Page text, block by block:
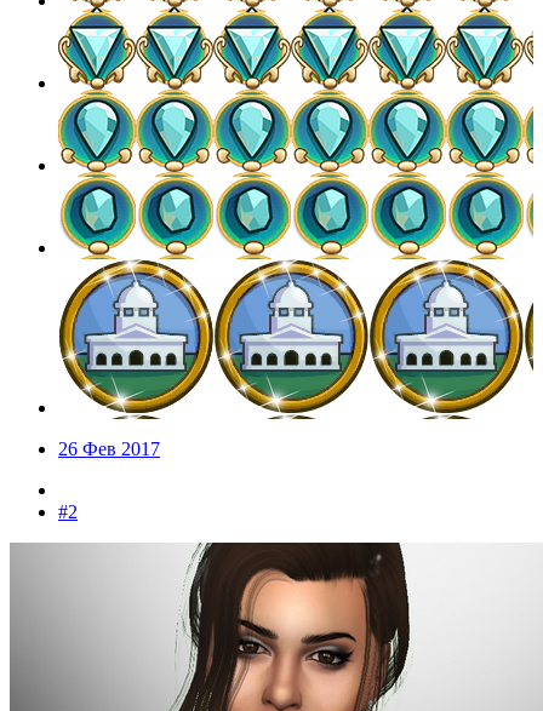
26 Фев 2017
#2